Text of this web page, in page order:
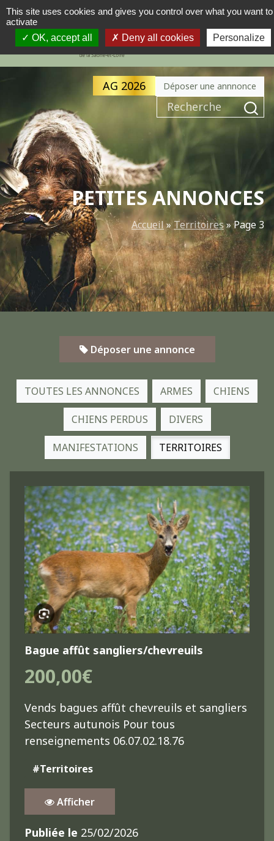
NAVIGATION PRINCIPALE
MENU
AG 2026 Déposer une annnonce
Recherche pour :
PETITES ANNONCES
Accueil» Territoires»Page 3
Déposer une annonce
TOUTES LES ANNONCES ARMES CHIENS
CHIENS PERDUS DIVERS
MANIFESTATIONS TERRITOIRES
Bague affût sangliers/chevreuils
200,00€
Vends bagues affût chevreuils et sangliers
Secteurs autunois Pour tous
renseignements 06.07.02.18.76
#Territoires
Afficher
Publiée le 25/02/2026
This site uses cookies and gives you control over what you want to
activate
OK, accept all
Deny all cookies Personalize